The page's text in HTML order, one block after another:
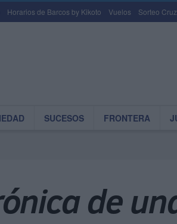
Horarios de Barcos by Kikoto Vuelos Sorteo
SUCESOS FRONTERA
de